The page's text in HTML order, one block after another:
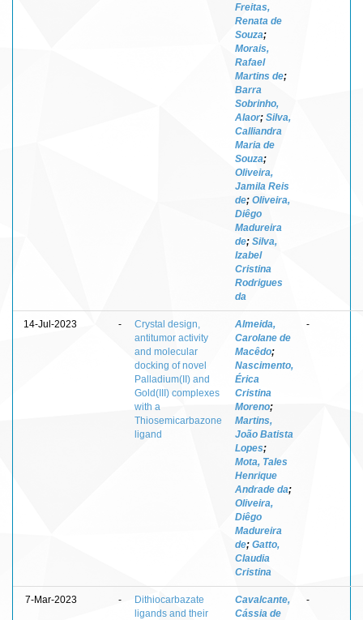
Freitas,
Renata de
Souza;
Morais,
Rafael
Martins de;
Barra
Sobrinho,
Alaor; Silva,
Calliandra
Maria de
Souza;
Oliveira,
Jamila Reis
de; Oliveira,
Diêgo
Madureira
de; Silva,
Izabel
Cristina
Rodrigues
da
14-Jul-2023 -
Crystal design,
antitumor activity
and molecular
docking of novel
Palladium(II) and
Gold(III) complexes
with a
Thiosemicarbazone
ligand
Almeida,
Carolane de
Macêdo;
Nascimento,
Érica
Cristina
Moreno;
Martins,
João Batista
Lopes;
Mota, Tales
Henrique
Andrade da;
Oliveira,
Diêgo
Madureira
de; Gatto,
Claudia
Cristina
-
7-Mar-2023 -
Dithiocarbazate
ligands and their
Cavalcante,
Cássia de
-